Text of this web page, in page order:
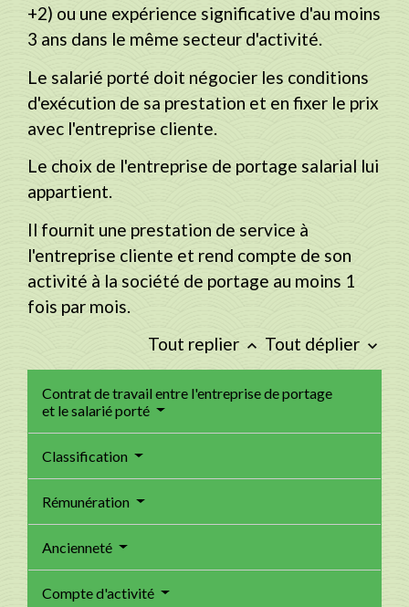
+2) ou une expérience significative d'au moins
3 ans dans le même secteur d'activité.
Le salarié porté doit négocier les conditions
d'exécution de sa prestation et en fixer le prix
avec l'entreprise cliente.
Le choix de l'entreprise de portage salarial lui
appartient.
Il fournit une prestation de service à
l'entreprise cliente et rend compte de son
activité à la société de portage au moins 1
fois par mois.
Tout replier keyboard_arrow_up Tout déplier keyboard_arrow_down
Contrat de travail entre l'entreprise de portage
et le salarié porté
Classification
Rémunération
Ancienneté
Compte d'activité